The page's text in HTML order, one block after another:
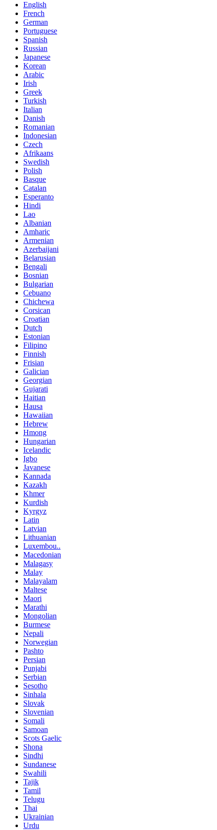
English
French
German
Portuguese
Spanish
Russian
Japanese
Korean
Arabic
Irish
Greek
Turkish
Italian
Danish
Romanian
Indonesian
Czech
Afrikaans
Swedish
Polish
Basque
Catalan
Esperanto
Hindi
Lao
Albanian
Amharic
Armenian
Azerbaijani
Belarusian
Bengali
Bosnian
Bulgarian
Cebuano
Chichewa
Corsican
Croatian
Dutch
Estonian
Filipino
Finnish
Frisian
Galician
Georgian
Gujarati
Haitian
Hausa
Hawaiian
Hebrew
Hmong
Hungarian
Icelandic
Igbo
Javanese
Kannada
Kazakh
Khmer
Kurdish
Kyrgyz
Latin
Latvian
Lithuanian
Luxembou..
Macedonian
Malagasy
Malay
Malayalam
Maltese
Maori
Marathi
Mongolian
Burmese
Nepali
Norwegian
Pashto
Persian
Punjabi
Serbian
Sesotho
Sinhala
Slovak
Slovenian
Somali
Samoan
Scots Gaelic
Shona
Sindhi
Sundanese
Swahili
Tajik
Tamil
Telugu
Thai
Ukrainian
Urdu